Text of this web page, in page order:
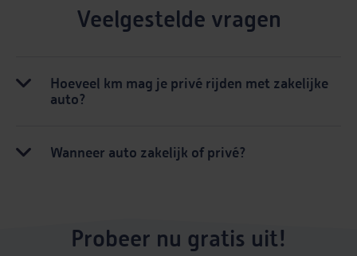
Veelgestelde vragen
Hoeveel km mag je privé rijden met zakelijke
auto?
Wanneer auto zakelijk of privé?
Probeer nu gratis uit!